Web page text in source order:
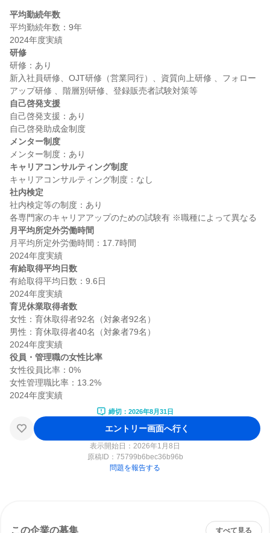
平均勤続年数
平均勤続年数：9年
研修
研修：あり
新入社員研修、OJT研修（営業同行）、資質向上研修 、フォロー
自己啓発支援
自己啓発支援：あり
メンター制度
キャリアコンサルティング制度
社内検定
社内検定等の制度：あり
月平均所定外労働時間
月平均所定外労働時間：17.7時間
有給取得平均日数
有給取得平均日数：9.6日
育児休業取得者数
女性：育休取得者92名（対象者92名）
男性：育休取得者40名（対象者79名）
役員・管理職の女性比率
女性役員比率：0%
女性管理職比率：13.2%
締切：2026年8月31日
エントリー画面へ行く
表示開始日：2026年1月8日
原稿ID： 75799b6bec36b96b
問題を報告する
この企業の募集 すべて見る